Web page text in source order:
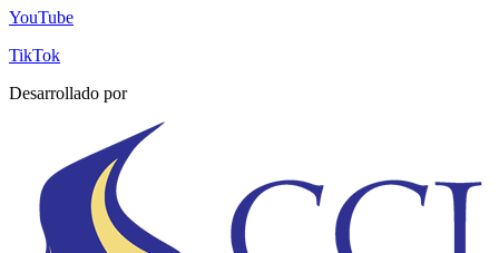
YouTube
TikTok
Desarrollado por